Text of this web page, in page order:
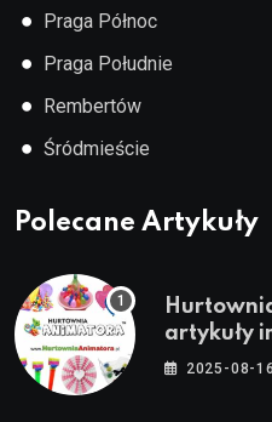
● Praga Północ
● Praga Południe
● Rembertów
● Śródmieście
Polecane Artykuły
artykuły
stroje i
2025-08-16